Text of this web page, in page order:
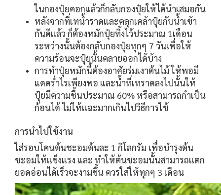
ในกองปุ๋ยคอกแล้วก็กลับกองปุ๋ยให้ได้นำเสมอกัน
หลังจากที่เทน้ำราดและคลุกเคล้าปุ๋ยกับน้ำเข้า
กันดีแล้ว ก็ต้องหมักปุ๋ยทิ้งไว้ประมาณ 1เดือน
ระหว่างนั้นต้องกลับกองปุ๋ยทุกๆ 7 วันเพื่อให้
ความร้อนจะปุ๋ยนั้นคลายออกได้บ้าง
การทำปุ๋ยหมักนี้ต้องอาศัยร่มเงาต้นไม้ ให้พอมี
แดดร่ำไรเพียงพอ และน้ำที่เทราดลงไปนั้นให้
ปุ๋ยมีความชื้นประมาณ 60% หรือสามารถกำเป็น
ก้อนได้ ไม่ให้แฉะมากเกินไปวิธีการใช้
การนำไปใช้งาน
ใส่รอบโคนต้นชะอมต้นละ 1 กิโลกรัม เพื่อบำรุงต้น
ชะอมให้แข็งแรง และ ทำให้ต้นชะอมนั้นสามารถแตก
ยอดอ่อนได้เร็วจะงามขึ้น ควรใส่ให้ทุกๆ 3 เดือน